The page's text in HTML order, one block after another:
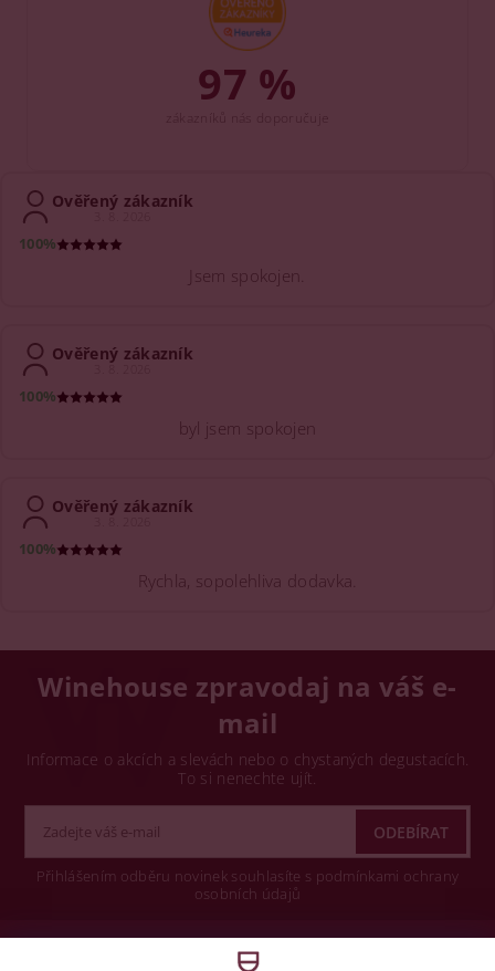
97 %
Ověřený zákazník
3. 8. 2026
100%
Jsem spokojen.
Ověřený zákazník
3. 8. 2026
100%
byl jsem spokojen
Ověřený zákazník
3. 8. 2026
100%
Rychla, sopolehliva dodavka.
Winehouse zpravodaj na váš e-
mail
Informace o akcích a slevách nebo o chystaných degustacích.
To si nenechte ujít.
Přihlášením odběru novinek souhlasíte s podmínkami ochrany
osobních údajů